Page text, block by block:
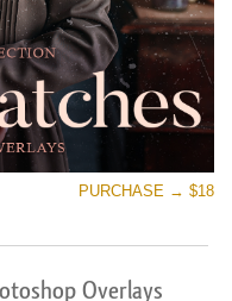
PURCHASE → $18
Overlays